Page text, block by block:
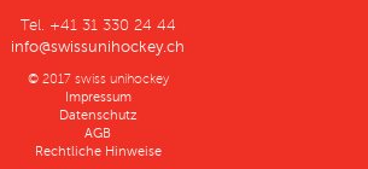
Tel. +41 31 330 24 44
info@swissunihockey.ch
© 2017 swiss unihockey
Impressum
Datenschutz
AGB
Rechtliche Hinweise